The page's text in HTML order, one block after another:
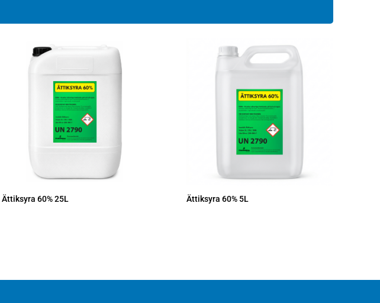
Ättiksyra 60% 25L Ättiksyra 60% 5L